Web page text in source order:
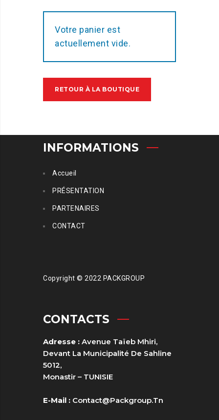
Votre panier est
actuellement vide.
RETOUR À LA BOUTIQUE
INFORMATIONS
Accueil
PRÉSENTATION
PARTENAIRES
CONTACT
Copyright © 2022 PACKGROUP
CONTACTS
Adresse : Avenue Taïeb Mhiri,
Devant La Municipalité De Sahline
5012,
Monastir – TUNISIE
E-Mail : Contact@packgroup.tn